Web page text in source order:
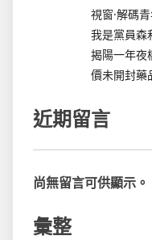
視窗·解碼
我是黨員森
揭陽一年夜
價未開封藥
近期留言
尚無留言可供顯示。
彙整